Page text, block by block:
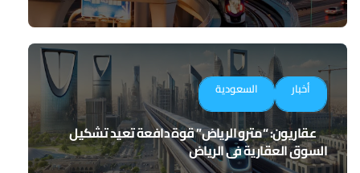
أخبار السعودية
عقاريون: “مترو الرياض” قوة دافعة تعيد تشكيل
السوق العقارية في الرياض